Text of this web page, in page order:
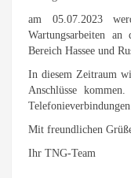
am 05.07.2023
Wartungsarbeiten
Bereich Hassee und
In diesem Zeitraum
Anschlüsse
Mit freundlichen
Ihr TNG-Team